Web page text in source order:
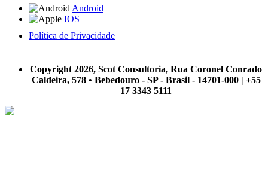
Android
IOS
Política de Privacidade
Copyright 2026, Scot Consultoria, Rua Coronel Conrado
Caldeira, 578 • Bebedouro - SP - Brasil - 14701-000 | +55
17 3343 5111